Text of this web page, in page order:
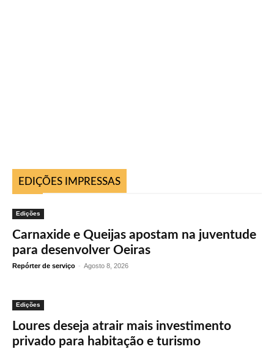
EDIÇÕES IMPRESSAS
Edições
Carnaxide e Queijas apostam na juventude
para desenvolver Oeiras
Repórter de serviço - Agosto 8, 2026
Edições
Loures deseja atrair mais investimento
privado para habitação e turismo